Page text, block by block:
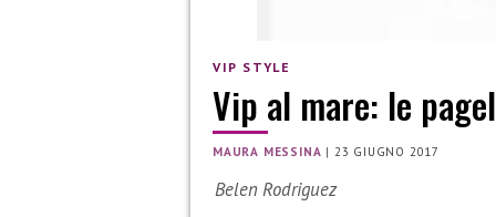
VIP STYLE
Vip al mare: le
MAURA MESSINA | 23 GIUGNO 2017
Belen Rodriguez